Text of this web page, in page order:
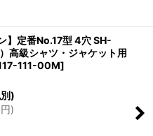
】定番No.17型 4穴 SH-
高級シャツ・ジャケット用
111-00M]
)
円)